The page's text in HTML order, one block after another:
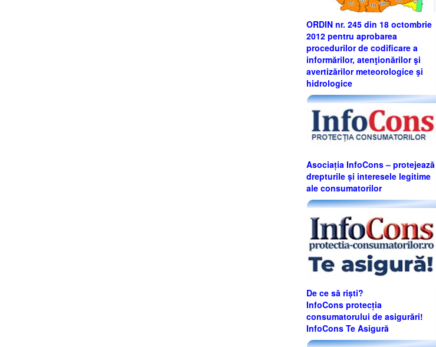
ORDIN nr. 245 din 18 octombrie
2012 pentru aprobarea
procedurilor de codificare a
informărilor, atenţionărilor şi
avertizărilor meteorologice şi
hidrologice
Asociația InfoCons – protejează
drepturile și interesele legitime
ale consumatorilor
De ce să riști?
InfoCons protecția
consumatorului de asigurări!
InfoCons Te Asigură